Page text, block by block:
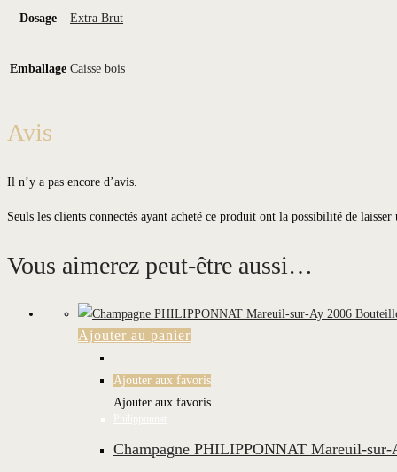
Dosage Extra Brut
Emballage Caisse bois
Avis
Il n’y a pas encore d’avis.
Seuls les clients connectés ayant acheté ce produit ont la possibilité de laisser
Vous aimerez peut-être aussi…
Ajouter au panier
Ajouter aux favoris
Ajouter aux favoris
Philipponnat
Champagne PHILIPPONNAT Mareuil-